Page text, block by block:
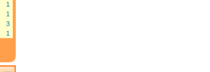
1
1
3
1